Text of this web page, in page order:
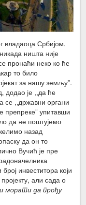
владаоца Србијом,
ништа није
пронаћи неко ко ће
то било
за нашу земљу”.
додао је ,,да ће
се ,,државни органи
препреке” упитавши
да не поштујемо
назад
да он то
Вучић је пре
инвеститора који
али сада о
морати да прођу